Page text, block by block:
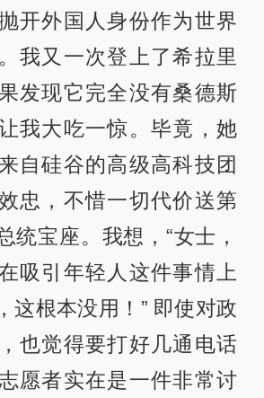
开外国人身份作为世界
我又一次登上了希拉里
发现它完全没有桑德斯
我大吃一惊。毕竟，她
自硅谷的高级高科技团
忠，不惜一切代价送第
统宝座。我想，“女士，
吸引年轻人这件事情上
这根本没用！” 即使对政
也觉得要打好几通电话
愿者实在是一件非常讨